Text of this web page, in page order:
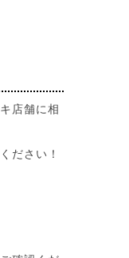
店舗に相
ださい！